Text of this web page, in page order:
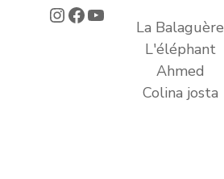
Instagram
Facebook
YouTube
La Balaguère
L'éléphant
Ahmed
Colina josta